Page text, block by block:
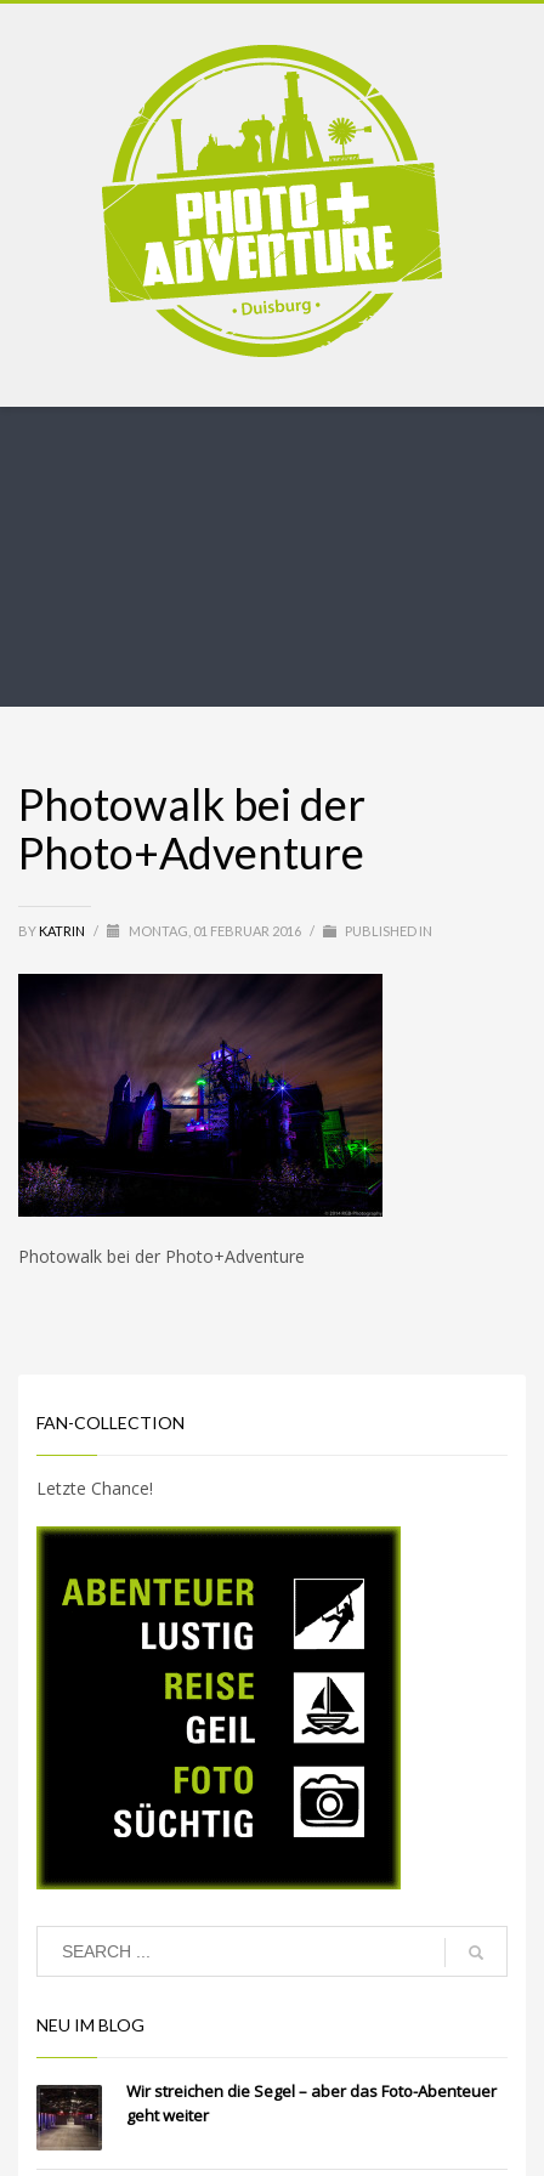
Photowalk bei der
Photo+Adventure
BY KATRIN / MONTAG, 01 FEBRUAR 2016 / PUBLISHED IN
Photowalk bei der Photo+Adventure
FAN-COLLECTION
Letzte Chance!
NEU IM BLOG
Wir streichen die Segel – aber das Foto-Abenteuer
geht weiter